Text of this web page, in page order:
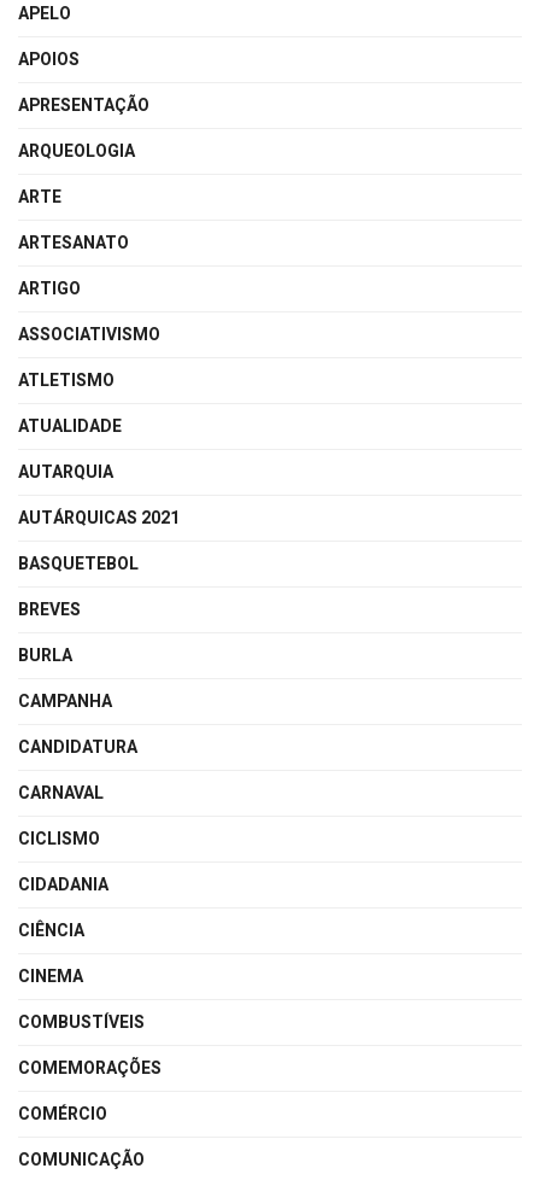
APELO
APOIOS
APRESENTAÇÃO
ARQUEOLOGIA
ARTE
ARTESANATO
ARTIGO
ASSOCIATIVISMO
ATLETISMO
ATUALIDADE
AUTARQUIA
AUTÁRQUICAS 2021
BASQUETEBOL
BREVES
BURLA
CAMPANHA
CANDIDATURA
CARNAVAL
CICLISMO
CIDADANIA
CIÊNCIA
CINEMA
COMBUSTÍVEIS
COMEMORAÇÕES
COMÉRCIO
COMUNICAÇÃO